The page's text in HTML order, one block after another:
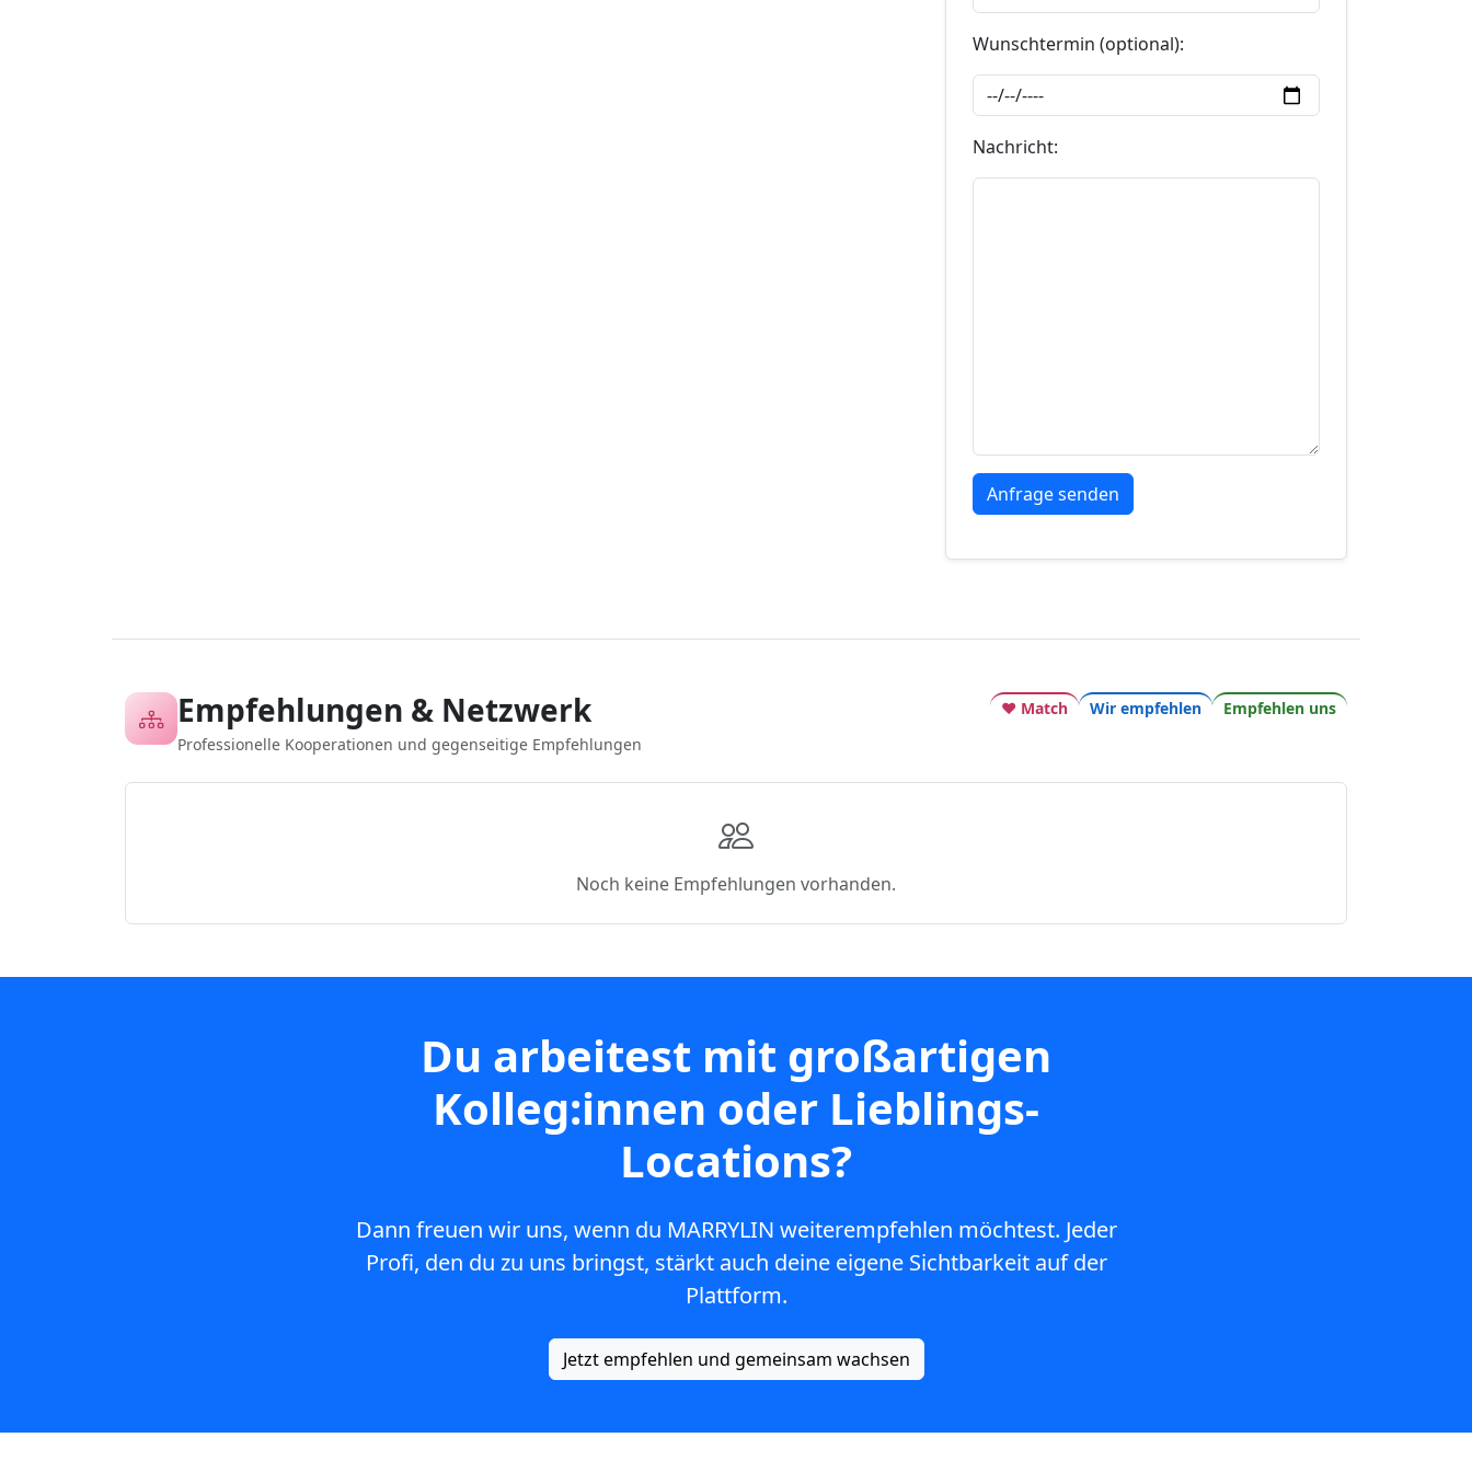
Wunschtermin (optional):
Nachricht:
Empfehlungen & Netzwerk
Professionelle Kooperationen und gegenseitige Empfehlungen
♥ Match Wir empfehlen Empfehlen uns
Noch keine Empfehlungen vorhanden.
Du arbeitest mit großartigen
Kolleg:innen oder Lieblings-
Locations?
Dann freuen wir uns, wenn du MARRYLIN weiterempfehlen möchtest. Jeder
Profi, den du zu uns bringst, stärkt auch deine eigene Sichtbarkeit auf der
Plattform.
Jetzt empfehlen und gemeinsam wachsen